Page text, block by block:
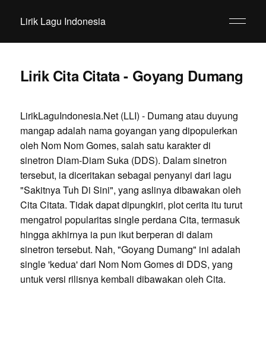
Lirik Lagu Indonesia
Lirik Cita Citata - Goyang Dumang
LirikLaguIndonesia.Net (LLI) - Dumang atau duyung
mangap adalah nama goyangan yang dipopulerkan
oleh Nom Nom Gomes, salah satu karakter di
sinetron Diam-Diam Suka (DDS). Dalam sinetron
tersebut, ia diceritakan sebagai penyanyi dari lagu
"Sakitnya Tuh Di Sini", yang aslinya dibawakan oleh
Cita Citata. Tidak dapat dipungkiri, plot cerita itu turut
mengatrol popularitas single perdana Cita, termasuk
hingga akhirnya ia pun ikut berperan di dalam
sinetron tersebut. Nah, "Goyang Dumang" ini adalah
single 'kedua' dari Nom Nom Gomes di DDS, yang
untuk versi rilisnya kembali dibawakan oleh Cita.